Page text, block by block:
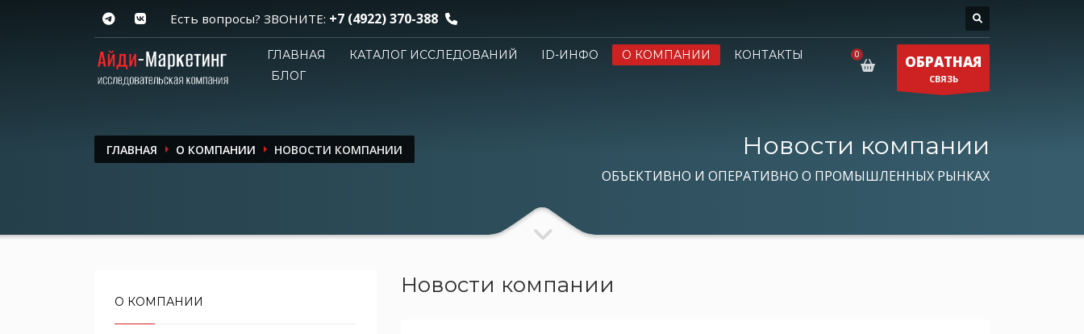
Есть вопросы? ЗВОНИТЕ: +7 (4922) 370-388
ГЛАВНАЯ КАТАЛОГ ИССЛЕДОВАНИЙ ID-ИНФО О КОМПАНИИ
КОНТАКТЫ
БЛОГ
ОБРАТНАЯ
СВЯЗЬ
ГЛАВНАЯ О КОМПАНИИ НОВОСТИ КОМПАНИИ Новости компании
ОБЪЕКТИВНО И ОПЕРАТИВНО О ПРОМЫШЛЕННЫХ РЫНКАХ
Новости компании
О КОМПАНИИ